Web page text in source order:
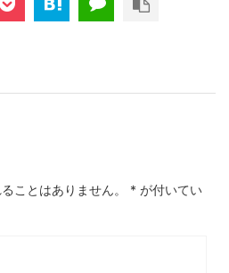
ことはありません。 * が付いてい